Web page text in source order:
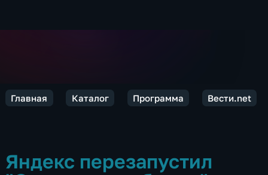
Главная Каталог Программа Вести.net
Яндекс перезапустил